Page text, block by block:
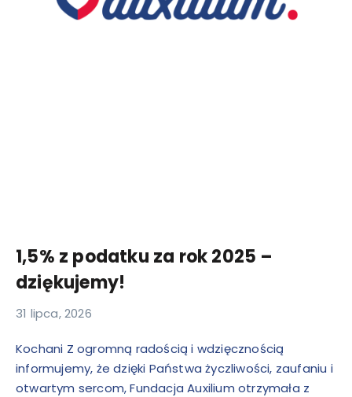
1,5% z podatku za rok 2025 –
dziękujemy!
31 lipca, 2026
Kochani Z ogromną radością i wdzięcznością
informujemy, że dzięki Państwa życzliwości, zaufaniu i
otwartym sercom, Fundacja Auxilium otrzymała z